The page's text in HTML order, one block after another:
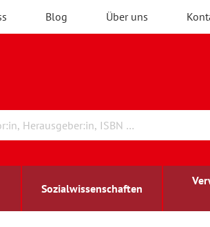
Blog Über uns
Sozialwissenschaften